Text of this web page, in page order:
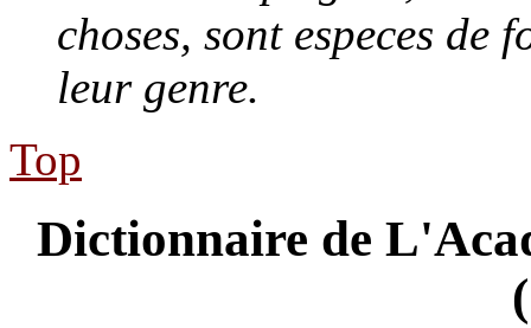
choses, sont especes de
leur genre.
Top
Dictionnaire de